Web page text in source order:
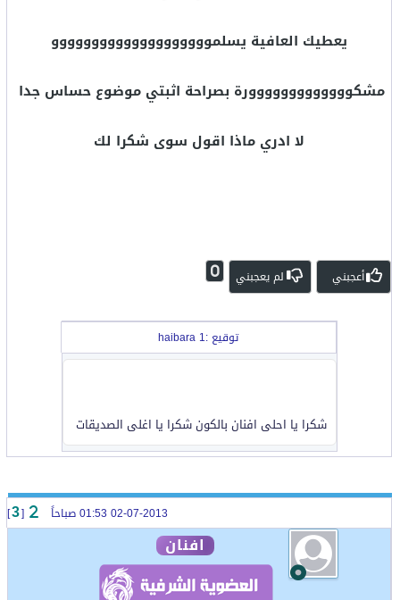
يعطيك العافية يسلموووووووووووووووووووو
مشكووووووووووووورة بصراحة اثبتي موضوع حساس جدا
لا ادري ماذا اقول سوى شكرا لك
أعجبني لم يعجبني 0
توقيع :haibara 1
شكرا يا احلى افنان بالكون شكرا يا اغلى الصديقات
[
3
]
افنان